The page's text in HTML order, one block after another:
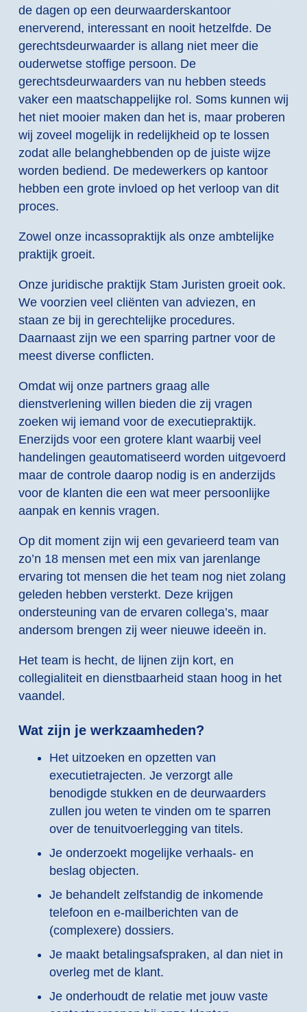
de dagen op een deurwaarderskantoor
enerverend, interessant en nooit hetzelfde. De
gerechtsdeurwaarder is allang niet meer die
ouderwetse stoffige persoon. De
gerechtsdeurwaarders van nu hebben steeds
vaker een maatschappelijke rol. Soms kunnen wij
het niet mooier maken dan het is, maar proberen
wij zoveel mogelijk in redelijkheid op te lossen
zodat alle belanghebbenden op de juiste wijze
worden bediend. De medewerkers op kantoor
hebben een grote invloed op het verloop van dit
proces.
Zowel onze incassopraktijk als onze ambtelijke
praktijk groeit.
Onze juridische praktijk Stam Juristen groeit ook.
We voorzien veel cliënten van adviezen, en
staan ze bij in gerechtelijke procedures.
Daarnaast zijn we een sparring partner voor de
meest diverse conflicten.
Omdat wij onze partners graag alle
dienstverlening willen bieden die zij vragen
zoeken wij iemand voor de executiepraktijk.
Enerzijds voor een grotere klant waarbij veel
handelingen geautomatiseerd worden uitgevoerd
maar de controle daarop nodig is en anderzijds
voor de klanten die een wat meer persoonlijke
aanpak en kennis vragen.
Op dit moment zijn wij een gevarieerd team van
zo’n 18 mensen met een mix van jarenlange
ervaring tot mensen die het team nog niet zolang
geleden hebben versterkt. Deze krijgen
ondersteuning van de ervaren collega’s, maar
andersom brengen zij weer nieuwe ideeën in.
Het team is hecht, de lijnen zijn kort, en
collegialiteit en dienstbaarheid staan hoog in het
vaandel.
Wat zijn je werkzaamheden?
Het uitzoeken en opzetten van
executietrajecten. Je verzorgt alle
benodigde stukken en de deurwaarders
zullen jou weten te vinden om te sparren
over de tenuitvoerlegging van titels.
Je onderzoekt mogelijke verhaals- en
beslag objecten.
Je behandelt zelfstandig de inkomende
telefoon en e-mailberichten van de
(complexere) dossiers.
Je maakt betalingsafspraken, al dan niet in
overleg met de klant.
Je onderhoudt de relatie met jouw vaste